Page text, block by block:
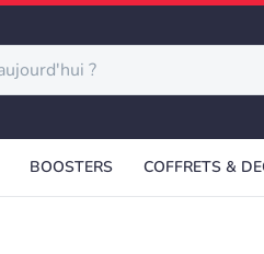
BOOSTERS COFFRETS &